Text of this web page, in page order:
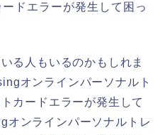
ドエラーが発生して困っ
る人もいるのかもしれま
オンラインパーソナルト
カードエラーが発生して
オンラインパーソナルトレ